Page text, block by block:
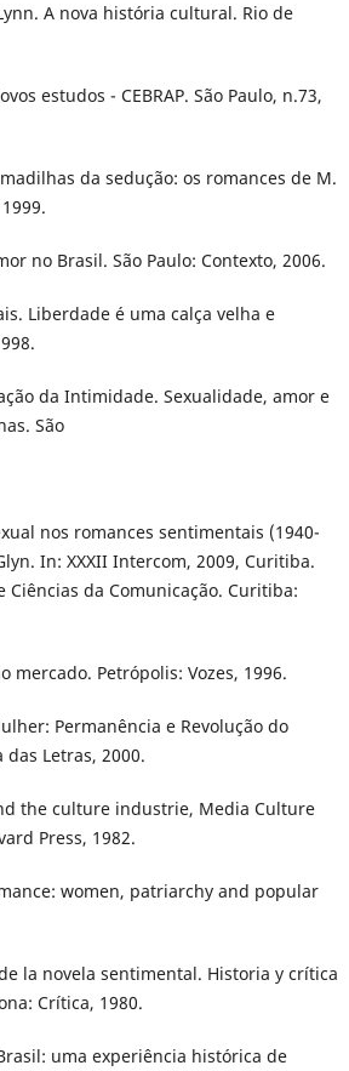
A nova história cultural. Rio de
estudos - CEBRAP. São Paulo, n.73,
da sedução: os romances de M.
no Brasil. São Paulo: Contexto, 2006.
Liberdade é uma calça velha e
da Intimidade. Sexualidade, amor e
São
nos romances sentimentais (1940-
In: XXXII Intercom, 2009, Curitiba.
da Comunicação. Curitiba:
mercado. Petrópolis: Vozes, 1996.
Permanência e Revolução do
das Letras, 2000.
the culture industrie, Media Culture
Press, 1982.
women, patriarchy and popular
la novela sentimental. Historia y crítica
Crítica, 1980.
uma experiência histórica de